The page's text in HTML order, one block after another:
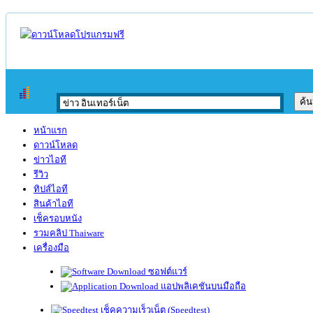
หน้าแรก
ดาวน์โหลด
ข่าวไอที
รีวิว
ทิปส์ไอที
สินค้าไอที
เช็ครอบหนัง
รวมคลิป Thaiware
เครื่องมือ
ซอฟต์แวร์
แอปพลิเคชันบนมือถือ
เช็คความเร็วเน็ต (Speedtest)